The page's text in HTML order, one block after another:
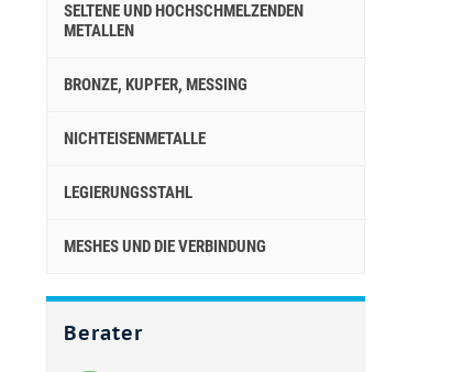
SELTENE UND HOCHSCHMELZENDEN
METALLEN
BRONZE, KUPFER, MESSING
NICHTEISENMETALLE
LEGIERUNGSSTAHL
MESHES UND DIE VERBINDUNG
Berater